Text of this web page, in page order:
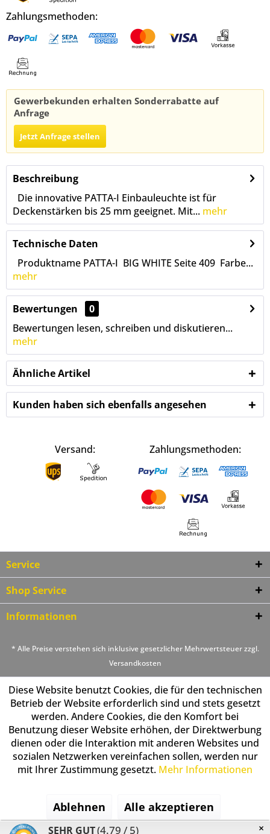
Zahlungsmethoden:
Gewerbekunden erhalten Sonderrabatte auf
Anfrage
Jetzt Anfrage stellen
Beschreibung
Die innovative PATTA-I Einbauleuchte ist für
Deckenstärken bis 25 mm geeignet. Mit... mehr
Technische Daten
Produktname PATTA-I BIG WHITE Seite 409 Farbe...
mehr
Bewertungen
0
Bewertungen lesen, schreiben und diskutieren...
mehr
Ähnliche Artikel
Kunden haben sich ebenfalls angesehen
Versand: Zahlungsmethoden:
Service
Shop Service
Informationen
* Alle Preise verstehen sich inklusive gesetzlicher Mehrwertsteuer zzgl.
Versandkosten
Diese Website benutzt Cookies, die für den technischen
Betrieb der Website erforderlich sind und stets gesetzt
werden. Andere Cookies, die den Komfort bei
Benutzung dieser Website erhöhen, der Direktwerbung
dienen oder die Interaktion mit anderen Websites und
sozialen Netzwerken vereinfachen sollen, werden nur
mit Ihrer Zustimmung gesetzt. Mehr Informationen
Ablehnen Alle akzeptieren
×
SEHR GUT(4.79 / 5)